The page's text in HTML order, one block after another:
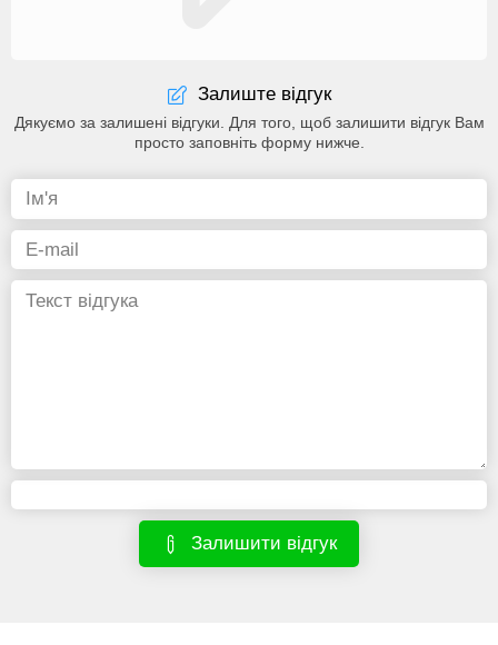
Залиште відгук
Дякуємо за залишені відгуки. Для того, щоб залишити відгук Вам
просто заповніть форму нижче.
Залишити відгук